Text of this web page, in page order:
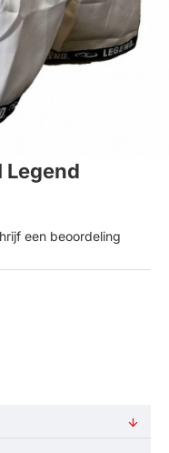
Legend
een beoordeling